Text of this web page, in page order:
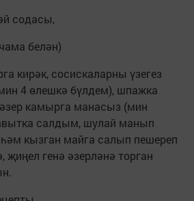
содасы,
белән)
кирәк, сосискаларны үзегез
4 өлешкә бүлдем), шпажка
камырга манасыз (мин
салдым, шулай манып
кызган майга салып пешереп
җиңел генә әзерләнә торган